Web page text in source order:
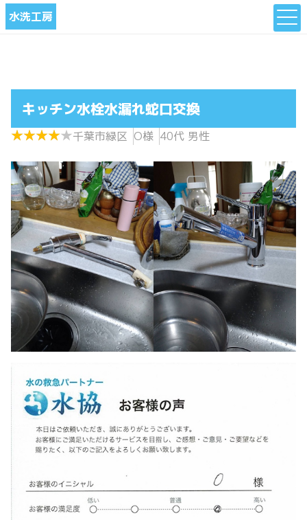
水洗工房
キッチン水栓水漏れ蛇口交換
★★★★★
★★★★★千葉市緑区 O様 40代 男性